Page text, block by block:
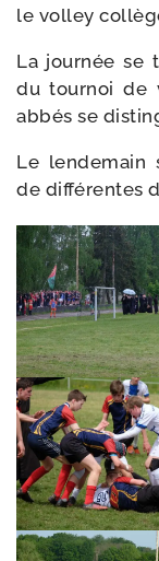
le vol­ley
La jour­née se
du tour­noi de
abbés se
Le len­de­main
de dif­fé­rentes